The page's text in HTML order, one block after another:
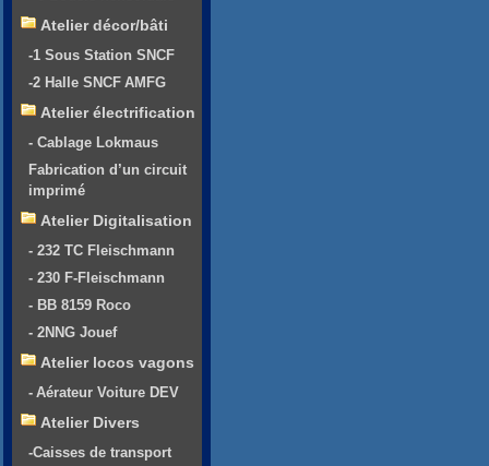
Atelier décor/bâti
-1 Sous Station SNCF
-2 Halle SNCF AMFG
Atelier électrification
- Cablage Lokmaus
Fabrication d’un circuit
imprimé
Atelier Digitalisation
- 232 TC Fleischmann
- 230 F-Fleischmann
- BB 8159 Roco
- 2NNG Jouef
Atelier locos vagons
- Aérateur Voiture DEV
Atelier Divers
-Caisses de transport